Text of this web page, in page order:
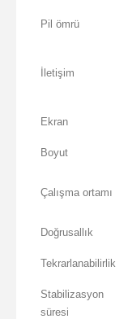
Pil ömrü
İletişim
Ekran
Boyut
Çalışma ortamı
Doğrusallık
Tekrarlanabilirlik
Stabilizasyon
süresi